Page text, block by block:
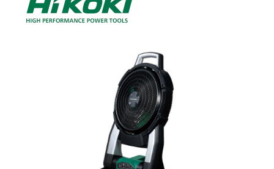
Bildergalerie überspringen